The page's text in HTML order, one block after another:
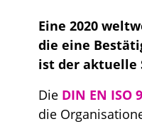
Eine 2020
die eine
ist der aktuelle
Die DIN EN ISO
die